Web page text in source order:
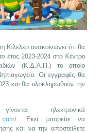
Κιλελέρ ανακοινώνει ότι θα
έτος 2023-2024 στο Κέντρο
(Κ.Δ.Α.Π.) το οποίο
Οι εγγραφές θα
και θα ολοκληρωθούν την
ηλεκτρονικά
. Εκεί μπορείτε να
και να την αποστείλετε